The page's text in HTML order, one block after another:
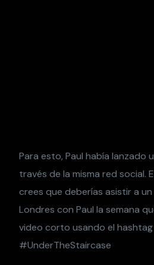
Para esto, Paul había lanzado
través de la misma red social.
crees que deberías asistir a
Londres con Paul la semana
video corto usando el hashtag
#UnderTheStaircase